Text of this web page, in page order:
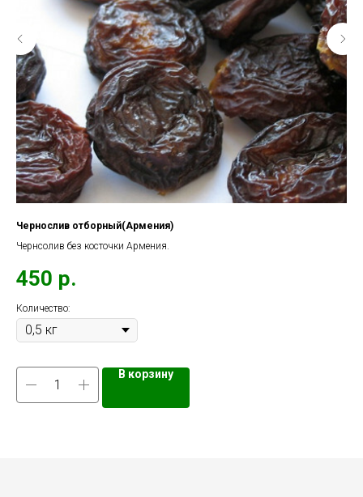
Чернослив отборный(Армения)
Чернсолив без косточки Армения.
450 р.
Количество:
В корзину